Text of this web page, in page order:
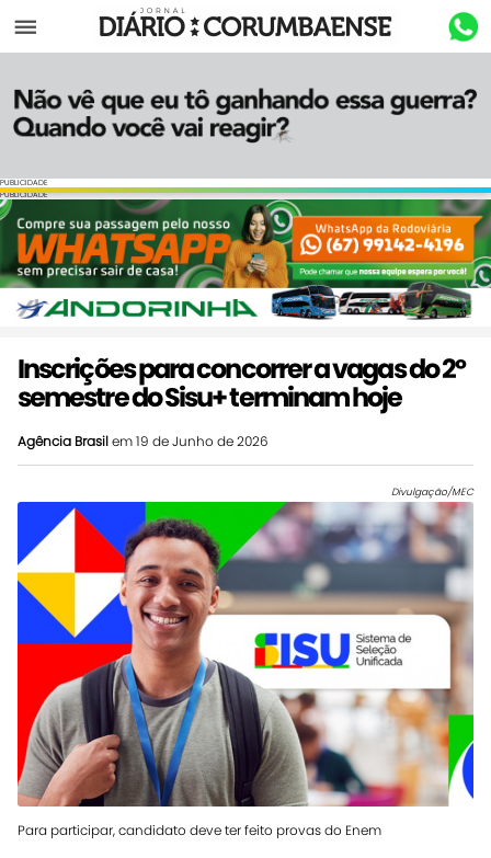
Menu
PUBLICIDADE
PUBLICIDADE
Inscrições para concorrer a vagas do 2º
semestre do Sisu+ terminam hoje
Agência Brasilem 19 de Junho de 2026
Divulgação/MEC
Para participar, candidato deve ter feito provas do Enem